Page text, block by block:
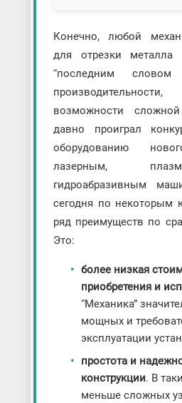
Конечно, любой
для отрезки металла
“последним
возможности
давно проиграл
оборудованию
лазерным,
гидроабразивным
сегодня по некоторым
ряд преимуществ по
Это:
более низкая
приобретения и
“Механика”
мощных и
эксплуатации
простота и
конструкции. В
меньше сложных